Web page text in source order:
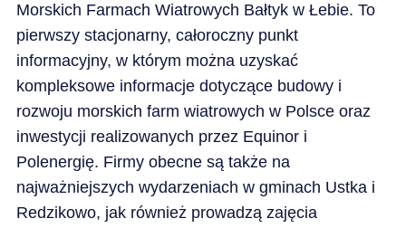
Morskich Farmach Wiatrowych Bałtyk w Łebie. To
pierwszy stacjonarny, całoroczny punkt
informacyjny, w którym można uzyskać
kompleksowe informacje dotyczące budowy i
rozwoju morskich farm wiatrowych w Polsce oraz
inwestycji realizowanych przez Equinor i
Polenergię. Firmy obecne są także na
najważniejszych wydarzeniach w gminach Ustka i
Redzikowo, jak również prowadzą zajęcia